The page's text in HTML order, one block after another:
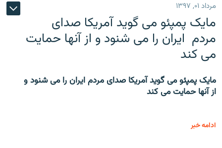
مرداد ۰۱, ۱۳۹۷
مایک پمپئو می گوید آمریکا صدای
مردم ایران را می شنود و از آنها حمایت
می کند
مایک پمپئو می گوید آمریکا صدای مردم ایران را می شنود و
از آنها حمایت می کند
ادامه خبر